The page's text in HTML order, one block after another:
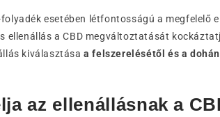
folyadék esetében létfontosságú a megfelelő
ellenállás a CBD megváltoztatását
kiválasztása a felszerelésétől és a
az ellenállásnak a